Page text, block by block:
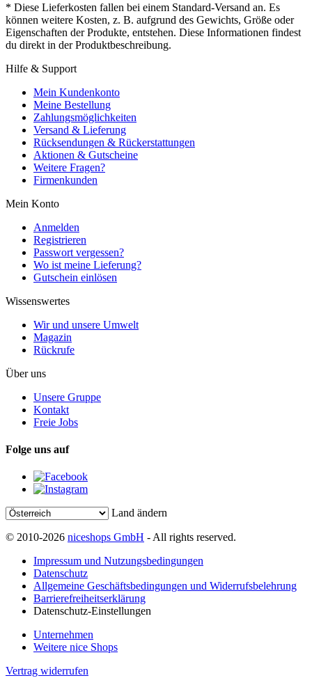
* Diese Lieferkosten fallen bei einem Standard-Versand an. Es
können weitere Kosten, z. B. aufgrund des Gewichts, Größe oder
Eigenschaften der Produkte, entstehen. Diese Informationen findest
du direkt in der Produktbeschreibung.
Hilfe & Support
Mein Kundenkonto
Meine Bestellung
Zahlungsmöglichkeiten
Versand & Lieferung
Rücksendungen & Rückerstattungen
Aktionen & Gutscheine
Weitere Fragen?
Firmenkunden
Mein Konto
Anmelden
Registrieren
Passwort vergessen?
Wo ist meine Lieferung?
Gutschein einlösen
Wissenswertes
Wir und unsere Umwelt
Magazin
Rückrufe
Über uns
Unsere Gruppe
Kontakt
Freie Jobs
Folge uns auf
Land ändern
© 2010-2026 niceshops GmbH - All rights reserved.
Impressum und Nutzungsbedingungen
Datenschutz
Allgemeine Geschäftsbedingungen und Widerrufsbelehrung
Barrierefreiheitserklärung
Datenschutz-Einstellungen
Unternehmen
Weitere nice Shops
Vertrag widerrufen